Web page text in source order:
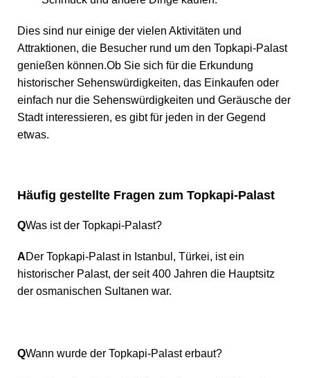
Dies sind nur einige der vielen Aktivitäten und
Attraktionen, die Besucher rund um den Topkapi-Palast
genießen können.Ob Sie sich für die Erkundung
historischer Sehenswürdigkeiten, das Einkaufen oder
einfach nur die Sehenswürdigkeiten und Geräusche der
Stadt interessieren, es gibt für jeden in der Gegend
etwas.
Häufig gestellte Fragen zum Topkapi-Palast
QWas ist der Topkapi-Palast?
ADer Topkapi-Palast in Istanbul, Türkei, ist ein
historischer Palast, der seit 400 Jahren die Hauptsitz
der osmanischen Sultanen war.
QWann wurde der Topkapi-Palast erbaut?